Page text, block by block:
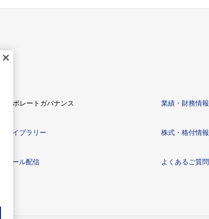
コーポレートガバナンス 業績・財務情報
IRライブラリー 株式・格付情報
IRメール配信 よくあるご質問